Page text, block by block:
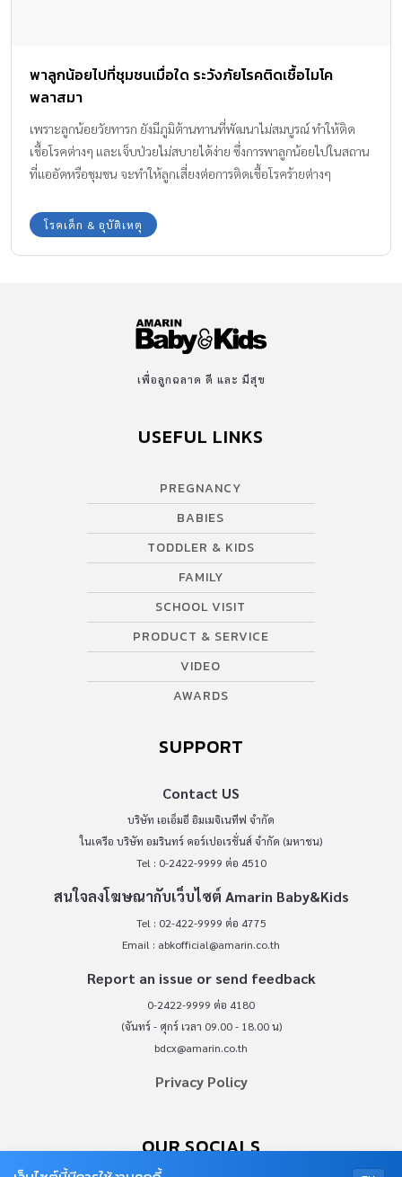
พาลูกน้อยไปที่ชุมชนเมื่อใด ระวังภัยโรคติดเชื้อไมโค
พลาสมา
เพราะลูกน้อยวัยทารก ยังมีภูมิต้านทานที่พัฒนาไม่สมบูรณ์ ทำให้ติด
เชื้อโรคต่างๆ และเจ็บป่วยไม่สบายได้ง่าย ซึ่งการพาลูกน้อยไปในสถาน
ที่แออัดหรือชุมชน จะทำให้ลูกเสี่ยงต่อการติดเชื้อโรคร้ายต่างๆ
อื่นๆ ซึ่งไม่ใช่แค่ไข้หวัด ไข้หวัดใหญ่ หรือเชื้อไวรัสที่หลายคนเข้าใจ
เพราะอาการหวัดที่ลูกน้อยเป็นนั้นอาจเกิดจากเชื้อแบคทีเรียร้ายที่ชื่อ
โรคเด็ก & อุบัติเหตุ
เพื่อลูกฉลาด ดี และ มีสุข
USEFUL LINKS
PREGNANCY
BABIES
TODDLER & KIDS
FAMILY
SCHOOL VISIT
PRODUCT & SERVICE
VIDEO
AWARDS
SUPPORT
Contact US
บริษัท เอเอ็มอี อิมเมจิเนทีฟ จำกัด
ในเครือ บริษัท อมรินทร์ คอร์เปอเรชั่นส์ จำกัด (มหาชน)
Tel : 0-2422-9999 ต่อ 4510
สนใจลงโฆษณากับเว็บไซต์ Amarin Baby&Kids
Tel : 02-422-9999 ต่อ 4775
Email : abkofficial@amarin.co.th
Report an issue or send feedback
0-2422-9999 ต่อ 4180
(จันทร์ - ศุกร์ เวลา 09.00 - 18.00 น)
bdcx@amarin.co.th
Privacy Policy
OUR SOCIALS